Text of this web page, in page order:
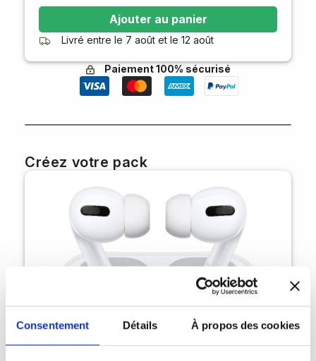
Consentement Détails À propos des cookies
Ajouter au panier
Livré entre le 7 août et le 12 août
Paiement 100% sécurisé
Créez votre pack